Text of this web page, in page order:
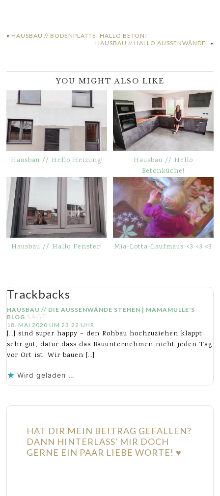
« HAUSBAU // BODENPLATTE: HALLO BETON!
HAUSBAU // HALLO AUSSENWÄNDE!
»
YOU MIGHT ALSO LIKE
Hausbau // Hello Heizung!
Hausbau // Hello
Betonküche!
Hausbau // Hallo Fenster! Mia-Lotta-Laufmaus <3 <3 <3
Trackbacks
HAUSBAU // DIE AUSSENWÄNDE STEHEN | MAMAMULLE'S B
LOG
SAGT:
18. MAI 2020 UM 23:22 UHR
[…] sind super happy – den Rohbau hochzuziehen klappt
sehr gut, dafür dass das Bauunternehmen nicht jeden Tag
vor Ort ist. Wir bauen […]
Wird geladen …
HAT DIR MEIN BEITRAG GEFALLEN?
DANN HINTERLASS' MIR DOCH
GERNE EIN PAAR LIEBE WORTE! ♥